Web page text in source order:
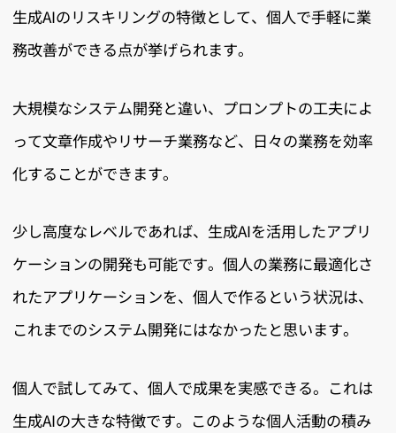
生成AIのリスキリングの特徴として、個人で手軽に業
務改善ができる点が挙げられます。
大規模なシステム開発と違い、プロンプトの工夫によ
って文章作成やリサーチ業務など、日々の業務を効率
化することができます。
少し高度なレベルであれば、生成AIを活用したアプリ
ケーションの開発も可能です。個人の業務に最適化さ
れたアプリケーションを、個人で作るという状況は、
これまでのシステム開発にはなかったと思います。
個人で試してみて、個人で成果を実感できる。これは
生成AIの大きな特徴です。このような個人活動の積み